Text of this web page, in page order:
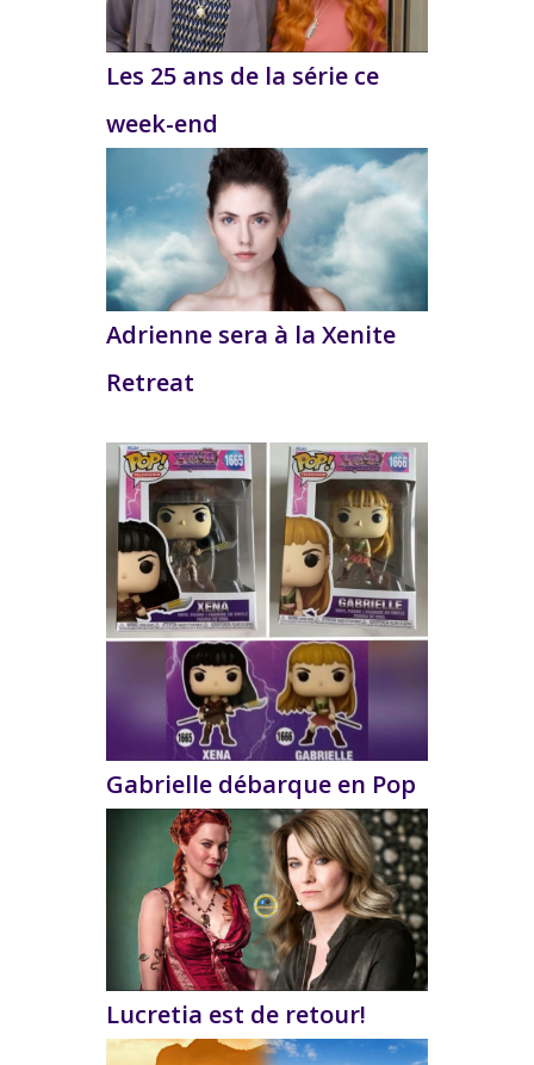
Les 25 ans de la série ce
week-end
Adrienne sera à la Xenite
Retreat
Gabrielle débarque en Pop
Lucretia est de retour!